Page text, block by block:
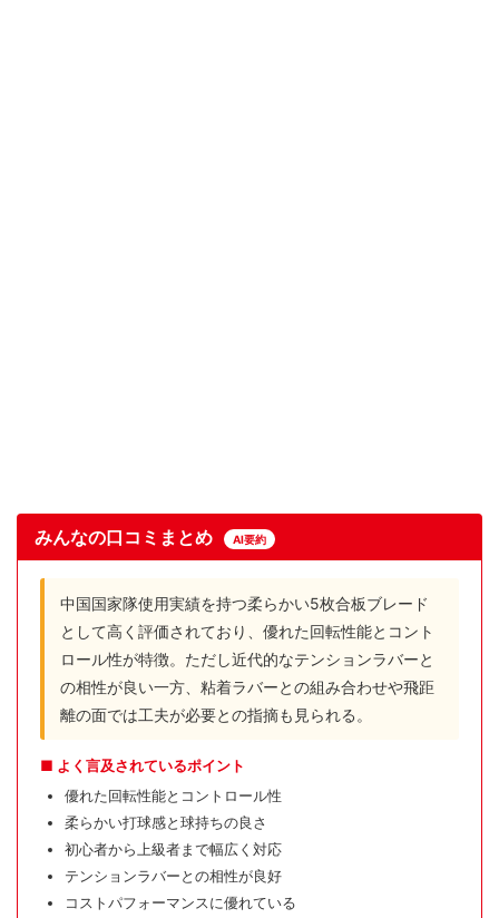
みんなの口コミまとめ AI要約
中国国家隊使用実績を持つ柔らかい5枚合板ブレード
として高く評価されており、優れた回転性能とコント
ロール性が特徴。ただし近代的なテンションラバーと
の相性が良い一方、粘着ラバーとの組み合わせや飛距
離の面では工夫が必要との指摘も見られる。
■ よく言及されているポイント
優れた回転性能とコントロール性
柔らかい打球感と球持ちの良さ
初心者から上級者まで幅広く対応
テンションラバーとの相性が良好
コストパフォーマンスに優れている